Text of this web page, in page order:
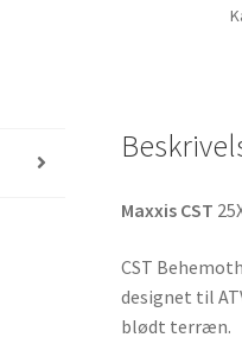
Maxxis CST
CST
designet til
blødt terræn.